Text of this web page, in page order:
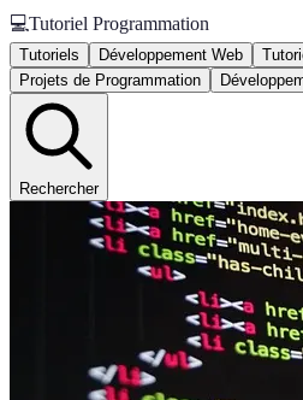
💻Tutoriel Programmation
Tutoriels Développement Web
Projets de Programmation
Rechercher